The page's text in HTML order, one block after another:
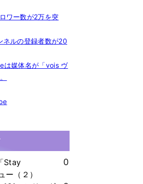
ワー数が2万を突
ルの登録者数が20
媒体名が「vois ヴ
Stay
（２）
0